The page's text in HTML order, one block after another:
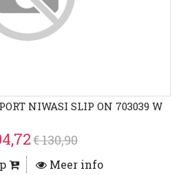
NIWASI SLIP ON 703039 W
€ 130,90
Meer info